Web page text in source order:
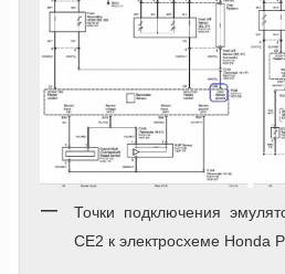
Точки подключения
CE2 к электросхеме Honda